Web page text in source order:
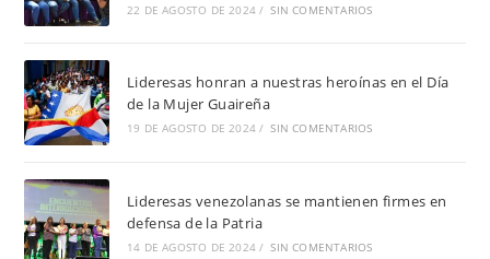
22 DE AGOSTO DE 2024 / SIN COMENTARIOS
Lideresas honran a nuestras heroínas en el Día
de la Mujer Guaireña
19 DE AGOSTO DE 2024 / SIN COMENTARIOS
Lideresas venezolanas se mantienen firmes en
defensa de la Patria
14 DE AGOSTO DE 2024 / SIN COMENTARIOS